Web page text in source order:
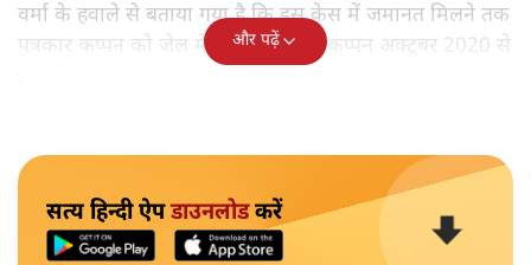
वर्मा के हवाले से बताया गया है कि इस केस में जमानत मिलने तक
पत्रकार कप्पन को जेल में ही रहना होगा। कप्पन अक्टूबर 2020 से
जेल में हैं।
और पढ़ें
सत्य हिन्दी ऐपडाउनलोडकरें